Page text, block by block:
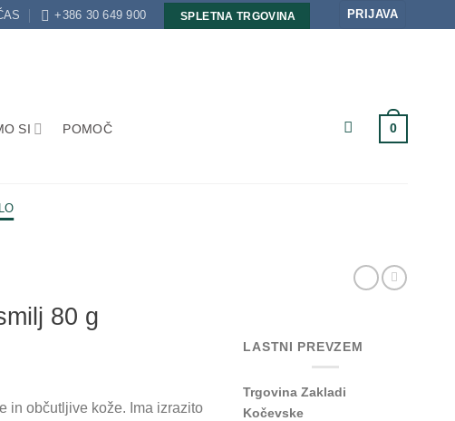
+386 30 649 900 SPLETNA TRGOVINA PRIJAVA
SI POMOČ 0
80 g
in občutljive kože. Ima izrazito
LASTNI PREVZEM
Trgovina Zakladi
Kočevske